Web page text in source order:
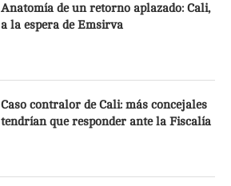
Anatomía de un retorno aplazado: Cali,
a la espera de Emsirva
Caso contralor de Cali: más concejales
tendrían que responder ante la Fiscalía